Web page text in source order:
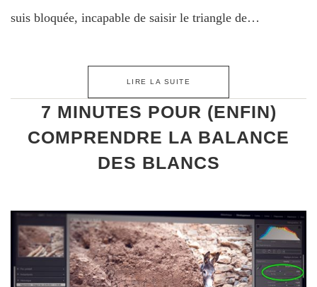
suis bloquée, incapable de saisir le triangle de…
LIRE LA SUITE
7 MINUTES POUR (ENFIN)
COMPRENDRE LA BALANCE
DES BLANCS